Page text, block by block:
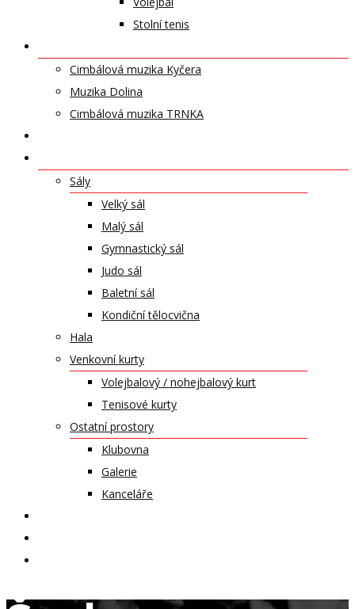
Stolní tenis
Cimbálová muzika Kyčera
Muzika Dolina
Cimbálová muzika TRNKA
Sály
Velký sál
Malý sál
Gymnastický sál
Judo sál
Baletní sál
Kondiční tělocvična
Hala
Venkovní kurty
Volejbalový / nohejbalový kurt
Tenisové kurty
Ostatní prostory
Klubovna
Galerie
Kanceláře